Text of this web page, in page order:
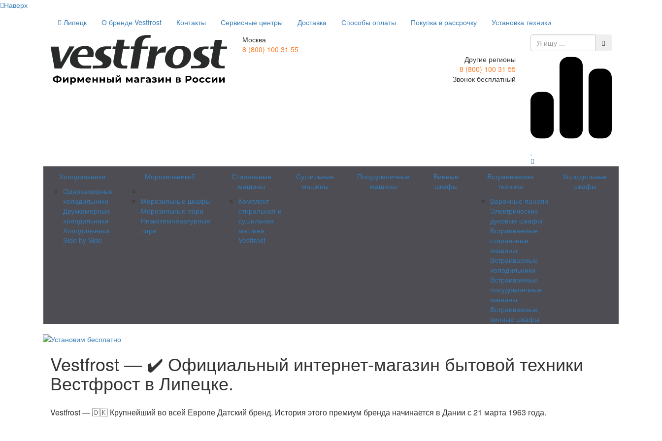
Наверх
Липецк
О бренде Vestfrost Контакты Сервисные центры Доставка Способы оплаты Покупка в рассрочку
Установка техники
Москва
8 (800) 100 31 55
Другие регионы
8 (800) 100 31 55
Звонок бесплатный
Холодильники
Однокамерные
холодильники
Двухкамерные
холодильники
Холодильники
Side by Side
Морозильники
Морозильные шкафы
Морозильные лари
Низкотемпературные
лари
Стиральные
машины
Комплект
стиральная и
сушильная
машина
Vestfrost
Сушильные
машины
Посудомоечные
машины
Винные
шкафы
Встраиваемая
техника
Варочные панели
Электрические
духовые шкафы
Встраиваемые
стиральные
машины
Встраиваемые
холодильники
Встраиваемые
посудомоечные
машины
Встраиваемые
винные шкафы
Холодильные
шкафы
Vestfrost — ✔️ Официальный интернет-магазин бытовой техники
Вестфрост в Липецке.
Vestfrost — 🇩🇰 Крупнейший во всей Европе Датский бренд. История этого премиум бренда начинается в Дании с 21 марта 1963 года.